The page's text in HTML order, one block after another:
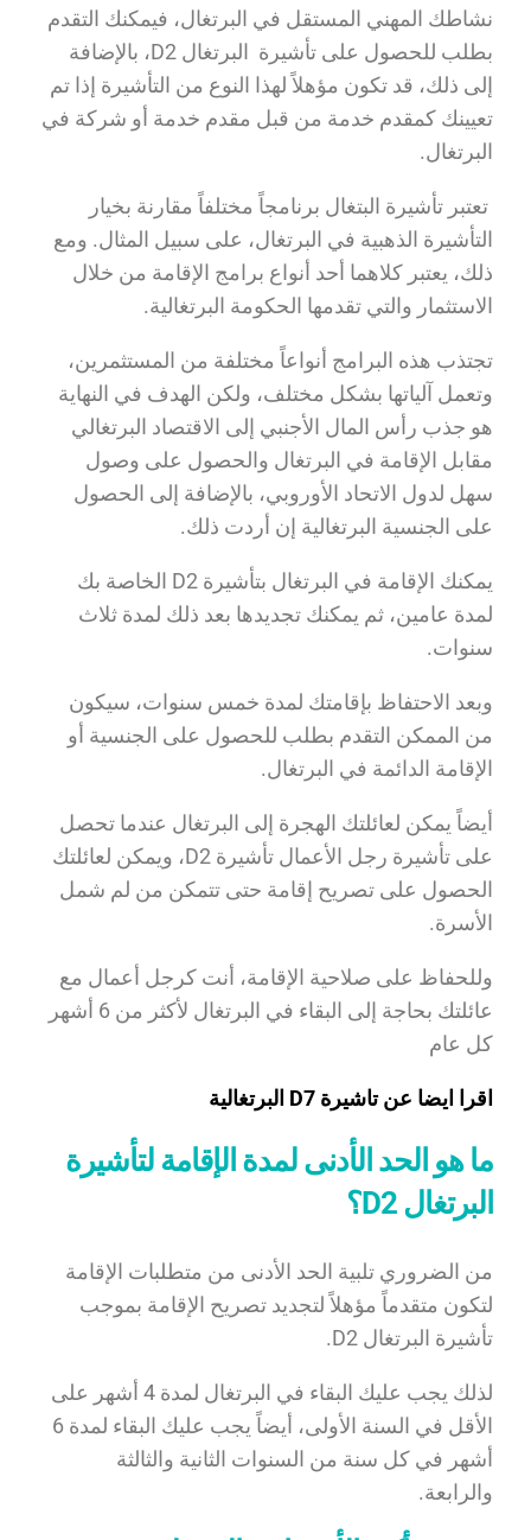
نشاطك المهني المستقل في البرتغال، فيمكنك التقدم
بطلب للحصول على تأشيرة البرتغال D2، بالإضافة
إلى ذلك، قد تكون مؤهلاً لهذا النوع من التأشيرة إذا تم
تعيينك كمقدم خدمة من قبل مقدم خدمة أو شركة في
البرتغال.
تعتبر تأشيرة البتغال برنامجاً مختلفاً مقارنة بخيار
التأشيرة الذهبية في البرتغال، على سبيل المثال. ومع
ذلك، يعتبر كلاهما أحد أنواع برامج الإقامة من خلال
الاستثمار والتي تقدمها الحكومة البرتغالية.
تجتذب هذه البرامج أنواعاً مختلفة من المستثمرين،
وتعمل آلياتها بشكل مختلف، ولكن الهدف في النهاية
هو جذب رأس المال الأجنبي إلى الاقتصاد البرتغالي
مقابل الإقامة في البرتغال والحصول على وصول
سهل لدول الاتحاد الأوروبي، بالإضافة إلى الحصول
على الجنسية البرتغالية إن أردت ذلك.
يمكنك الإقامة في البرتغال بتأشيرة D2 الخاصة بك
لمدة عامين، ثم يمكنك تجديدها بعد ذلك لمدة ثلاث
سنوات.
وبعد الاحتفاظ بإقامتك لمدة خمس سنوات، سيكون
من الممكن التقدم بطلب للحصول على الجنسية أو
الإقامة الدائمة في البرتغال.
أيضاً يمكن لعائلتك الهجرة إلى البرتغال عندما تحصل
على تأشيرة رجل الأعمال تأشيرة D2، ويمكن لعائلتك
الحصول على تصريح إقامة حتى تتمكن من لم شمل
الأسرة.
وللحفاظ على صلاحية الإقامة، أنت كرجل أعمال مع
عائلتك بحاجة إلى البقاء في البرتغال لأكثر من 6 أشهر
كل عام
اقرا ايضا عن تاشيرة D7 البرتغالية
ما هو الحد الأدنى لمدة الإقامة لتأشيرة
البرتغال D2؟
من الضروري تلبية الحد الأدنى من متطلبات الإقامة
لتكون متقدماً مؤهلاً لتجديد تصريح الإقامة بموجب
تأشيرة البرتغال D2.
لذلك يجب عليك البقاء في البرتغال لمدة 4 أشهر على
الأقل في السنة الأولى، أيضاً يجب عليك البقاء لمدة 6
أشهر في كل سنة من السنوات الثانية والثالثة
والرابعة.